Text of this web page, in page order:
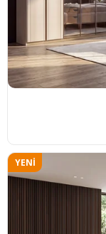
YENI
ÜRÜN